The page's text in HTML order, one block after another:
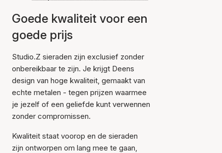
Goede kwaliteit voor een
goede prijs
Studio.Z sieraden zijn exclusief zonder
onbereikbaar te zijn. Je krijgt Deens
design van hoge kwaliteit, gemaakt van
echte metalen - tegen prijzen waarmee
je jezelf of een geliefde kunt verwennen
zonder compromissen.
Kwaliteit staat voorop en de sieraden
zijn ontworpen om lang mee te gaan,